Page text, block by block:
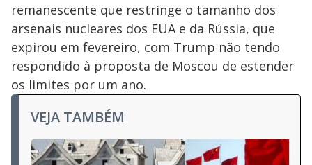
remanescente que restringe o tamanho dos
arsenais nucleares dos EUA e da Rússia, que
expirou em fevereiro, com Trump não tendo
respondido à proposta de Moscou de estender
os limites por um ano.
VEJA TAMBÉM